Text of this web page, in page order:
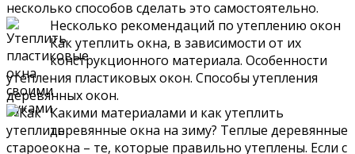
несколько способов сделать это самостоятельно.
Несколько рекомендаций по утеплению окон
Как утеплить окна, в зависимости от их
конструкционного материала. Особенности
утепления пластиковых окон. Способы утепления
деревянных окон.
Какими материалами и как утеплить
деревянные окна на зиму? Теплые деревянные
окна – те, которые правильно утеплены. Если с